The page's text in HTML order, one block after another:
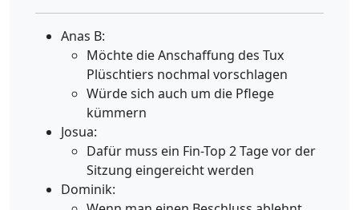
Anas B:
Möchte die Anschaffung des Tux
Plüschtiers nochmal vorschlagen
Würde sich auch um die Pflege
kümmern
Josua:
Dafür muss ein Fin-Top 2 Tage vor der
Sitzung eingereicht werden
Dominik: